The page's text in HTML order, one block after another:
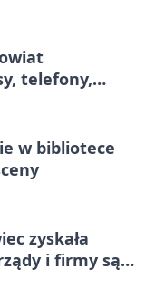
telefony,
w bibliotece
zyskała
i firmy są